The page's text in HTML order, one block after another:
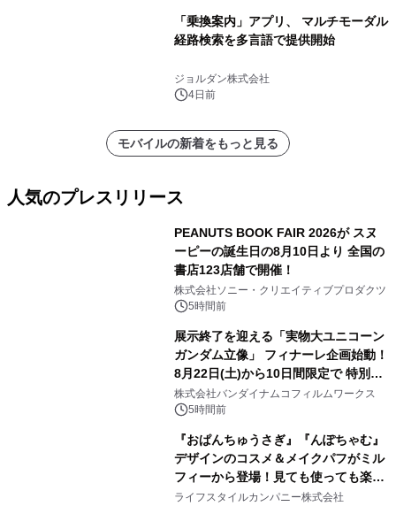
「乗換案内」アプリ、 マルチモーダル
経路検索を多言語で提供開始
ジョルダン株式会社
4日前
モバイルの新着をもっと見る
人気のプレスリリース
PEANUTS BOOK FAIR 2026が スヌ
ーピーの誕生日の8月10日より 全国の
書店123店舗で開催！
株式会社ソニー・クリエイティブプロダクツ
5時間前
展示終了を迎える「実物大ユニコーン
ガンダム立像」 フィナーレ企画始動！
8月22日(土)から10日間限定で 特別映
像『UNICORN GUNDAM Statue ―
BEYOND POSSIBILITY ―』を上映！
株式会社バンダイナムコフィルムワークス
5時間前
『おぱんちゅうさぎ』『んぽちゃむ』
デザインのコスメ＆メイクパフがミル
フィーから登場！見ても使っても楽し
い、ポップでキュートなコレクショ
ライフスタイルカンパニー株式会社